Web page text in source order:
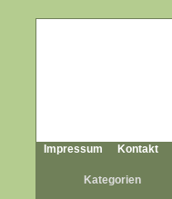
Impressum Kontakt
Kategorien